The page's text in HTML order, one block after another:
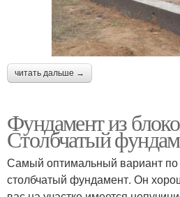
читать дальше →
Фундамент из
Столбчатый
Самый оптимальный вариант по
столбчатый фундамент. Он